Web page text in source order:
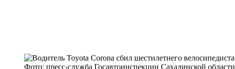
Фото: пресс-служба Госавтоинспекции Сахалинской области